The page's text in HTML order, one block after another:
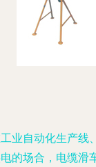
业自动化生产线
的场合，电缆滑